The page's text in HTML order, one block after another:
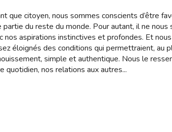
que citoyen, nous sommes conscients d’être
partie du reste du monde. Pour autant, il ne nous
nos aspirations instinctives et profondes. Et
éloignés des conditions qui permettraient, au
simple et authentique. Nous le
quotidien, nos relations aux autres...